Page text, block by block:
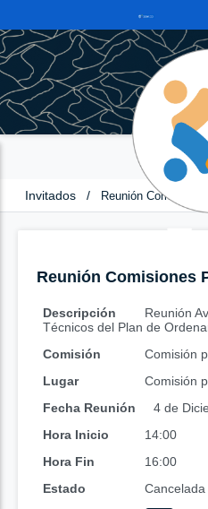
Invitados / Reunión
Reunión Comisiones
Descripción
Reunión
Técnicos del Plan de
Comisión
Comisión
Lugar
Comisión
Fecha Reunión
4 de
Hora Inicio
14:00
Hora Fin
16:00
Estado
Cancelada